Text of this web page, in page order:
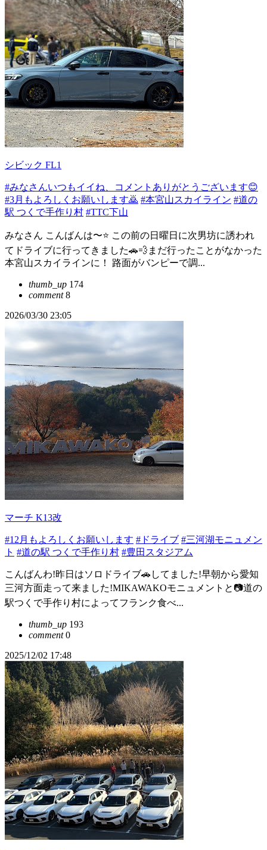
シビック FL1
#みなさんいつもイイね、コメントありがとうございます😊
#3月もよろしくお願いします🙇 #本宮山スカイライン #道の
駅 つくで手作り村 #TTC下山
みなさん こんばんは〜⭐️ この前の日曜日に次男坊に誘われ
てドライブに行ってきました🚗💨まだ行ったことがなかった
本宮山スカイラインに！ 路面がバンピーで調...
thumb_up 174
comment8
2026/03/30 23:05
マーチ K13改
#12月もよろしくお願いします #ドライブ #三河湖モニュメン
ト #道の駅 つくで手作り村 #豊田スタジアム
こんばんわ!昨日はソロドライブ🚗してました!早朝から愛知
三河方面走って来ました!MIKAWAKOモニュメントと📷️道の
駅つくで手作り村によってフランク食べ...
thumb_up 193
comment0
2025/12/02 17:48